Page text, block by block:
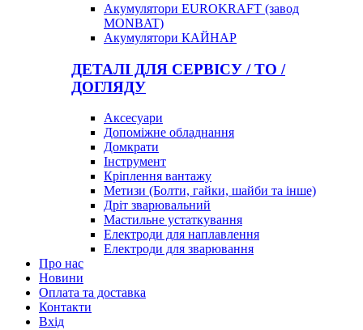
Акумулятори EUROKRAFT (завод
MONBAT)
Акумулятори КАЙНАР
ДЕТАЛІ ДЛЯ СЕРВІСУ / ТО /
ДОГЛЯДУ
Аксесуари
Допоміжне обладнання
Домкрати
Інструмент
Кріплення вантажу
Метизи (Болти, гайки, шайби та інше)
Дріт зварювальний
Мастильне устаткування
Електроди для наплавлення
Електроди для зварювання
Про нас
Новини
Оплата та доставка
Контакти
Вхiд